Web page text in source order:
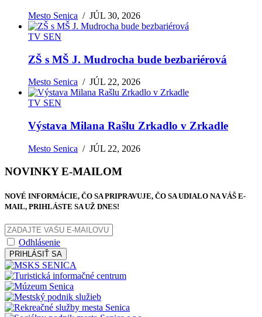
Mesto Senica /JÚL 30, 2026
TV SEN
ZŠ s MŠ J. Mudrocha bude bezbariérová
Mesto Senica /JÚL 22, 2026
TV SEN
Výstava Milana Rašlu Zrkadlo v Zrkadle
Mesto Senica /JÚL 22, 2026
NOVINKY E-MAILOM
NOVÉ INFORMÁCIE, ČO SA PRIPRAVUJE, ČO SA UDIALO NA VÁŠ E-
MAIL, PRIHLÁSTE SA UŽ DNES!
Odhlásenie
PRIHLÁSIŤ SA